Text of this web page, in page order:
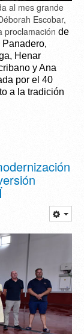
al mes grande
Escobar,
proclamación de
Henar
y Ana
por el 40
a la tradición